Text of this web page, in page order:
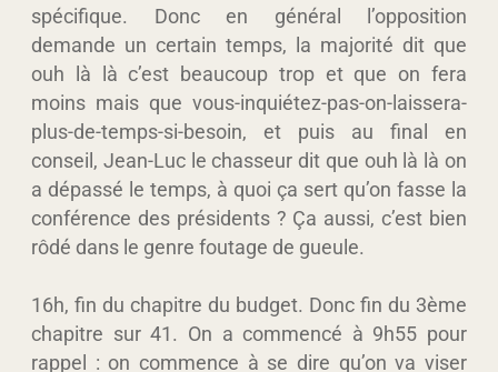
spécifique. Donc en général l’opposition
demande un certain temps, la majorité dit que
ouh là là c’est beaucoup trop et que on fera
moins mais que vous-inquiétez-pas-on-laissera-
plus-de-temps-si-besoin, et puis au final en
conseil, Jean-Luc le chasseur dit que ouh là là on
a dépassé le temps, à quoi ça sert qu’on fasse la
conférence des présidents ? Ça aussi, c’est bien
rôdé dans le genre foutage de gueule.
16h, fin du chapitre du budget. Donc fin du 3ème
chapitre sur 41. On a commencé à 9h55 pour
rappel : on commence à se dire qu’on va viser